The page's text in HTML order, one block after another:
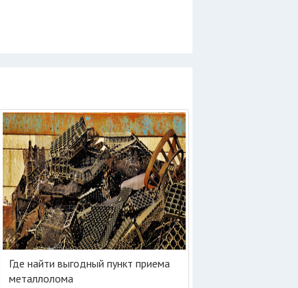
Где найти выгодный пункт приема
металлолома